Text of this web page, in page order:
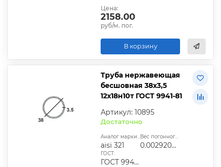
Цена:
2158.00
руб/м. пог.
В корзину
Труба нержавеющая
бесшовная 38х3,5
12х18н10т ГОСТ 9941-81
Артикул: 10895
Достаточно
Аналог марки стали:
aisi 321
Вес погонного метра, т.:
0.0029209425
ГОСТ:
ГОСТ 9940-81, ГОСТ 9941-81, ГОСТ 24030-80, ГОСТ 10498-82